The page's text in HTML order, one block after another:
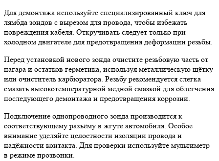
Для демонтажа используйте специализированный ключ для
лямбда зондов с вырезом для провода, чтобы избежать
повреждения кабеля. Откручивать следует только при
холодном двигателе для предотвращения деформации резьбы.
Перед установкой нового зонда очистите резьбовую часть от
нагара и остатков герметика, используя металлическую щётку
или очиститель карбюратора. Резьбу рекомендуется слегка
смазать высокотемпературной медной смазкой для облегчения
последующего демонтажа и предотвращения коррозии.
Подключение однопроводного зонда производится к
соответствующему разъёму в жгуте автомобиля. Особое
внимание уделяйте целостности изоляции провода и
надёжности контакта. Для проверки используйте мультиметр
в режиме прозвонки.